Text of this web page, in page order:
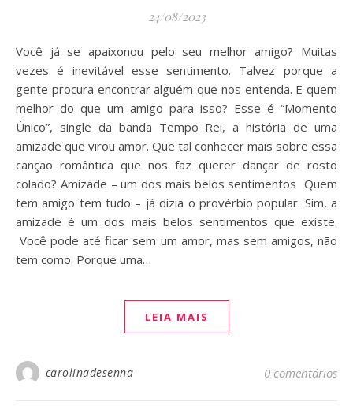
24/08/2023
Você já se apaixonou pelo seu melhor amigo? Muitas
vezes é inevitável esse sentimento. Talvez porque a
gente procura encontrar alguém que nos entenda. E quem
melhor do que um amigo para isso? Esse é “Momento
Único”, single da banda Tempo Rei, a história de uma
amizade que virou amor. Que tal conhecer mais sobre essa
canção romântica que nos faz querer dançar de rosto
colado? Amizade – um dos mais belos sentimentos Quem
tem amigo tem tudo – já dizia o provérbio popular. Sim, a
amizade é um dos mais belos sentimentos que existe.
Você pode até ficar sem um amor, mas sem amigos, não
tem como. Porque uma…
LEIA MAIS
carolinadesenna 0 comentários